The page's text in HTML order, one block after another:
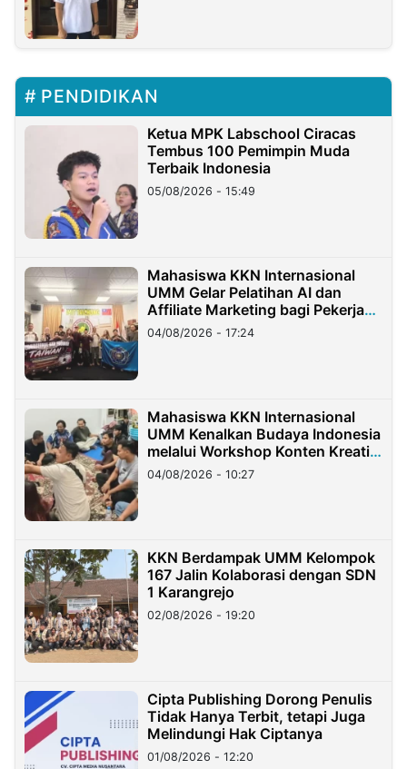
PENDIDIKAN
Ketua MPK Labschool Ciracas
Tembus 100 Pemimpin Muda
Terbaik Indonesia
05/08/2026 - 15:49
Mahasiswa KKN Internasional
UMM Gelar Pelatihan AI dan
Affiliate Marketing bagi Pekerja
Migran Indonesia di Taiwan
04/08/2026 - 17:24
Mahasiswa KKN Internasional
UMM Kenalkan Budaya Indonesia
melalui Workshop Konten Kreatif
di Taiwan
04/08/2026 - 10:27
KKN Berdampak UMM Kelompok
167 Jalin Kolaborasi dengan SDN
1 Karangrejo
02/08/2026 - 19:20
Cipta Publishing Dorong Penulis
Tidak Hanya Terbit, tetapi Juga
Melindungi Hak Ciptanya
01/08/2026 - 12:20